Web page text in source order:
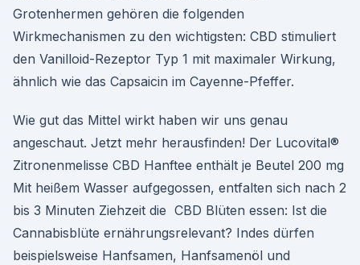
Grotenhermen gehören die folgenden
Wirkmechanismen zu den wichtigsten: CBD stimuliert
den Vanilloid-Rezeptor Typ 1 mit maximaler Wirkung,
ähnlich wie das Capsaicin im Cayenne-Pfeffer.
Wie gut das Mittel wirkt haben wir uns genau
angeschaut. Jetzt mehr herausfinden! Der Lucovital®
Zitronenmelisse CBD Hanftee enthält je Beutel 200 mg
Mit heißem Wasser aufgegossen, entfalten sich nach 2
bis 3 Minuten Ziehzeit die CBD Blüten essen: Ist die
Cannabisblüte ernährungsrelevant? Indes dürfen
beispielsweise Hanfsamen, Hanfsamenöl und